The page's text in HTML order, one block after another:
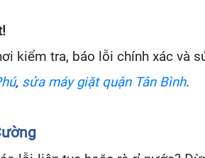
kiểm tra, báo lỗi chính xác và
, sửa máy giặt quận Tân Bình.